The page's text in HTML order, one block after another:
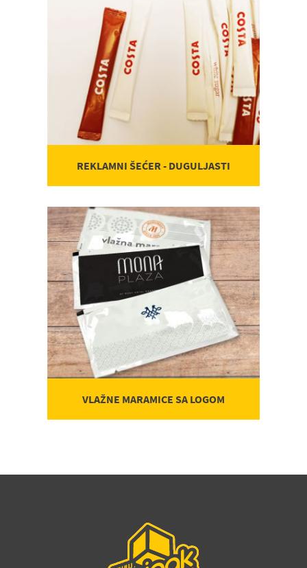
REKLAMNI ŠEĆER - DUGULJASTI
VLAŽNE MARAMICE SA LOGOM